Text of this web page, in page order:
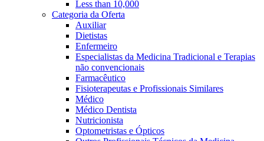
Less than 10,000
Categoria da Oferta
Auxiliar
Dietistas
Enfermeiro
Especialistas da Medicina Tradicional e Terapias
não convencionais
Farmacêutico
Fisioterapeutas e Profissionais Similares
Médico
Médico Dentista
Nutricionista
Optometristas e Ópticos